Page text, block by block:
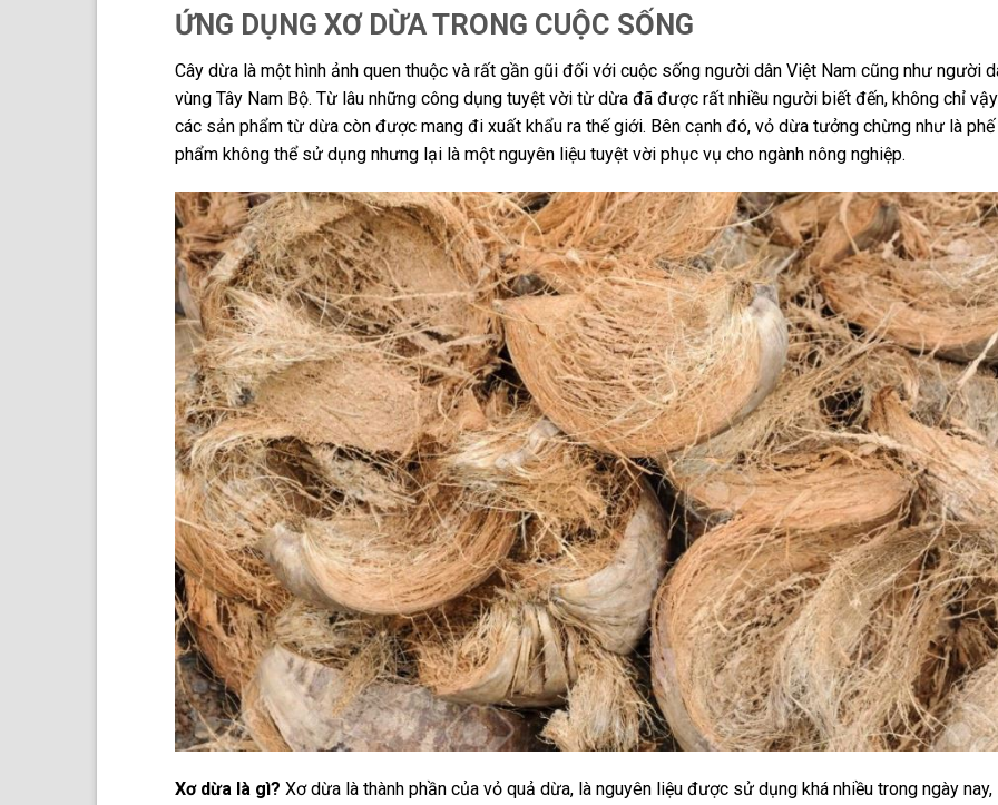
ỨNG DỤNG XƠ DỪA TRONG CUỘC SỐNG
Cây dừa là một hình ảnh quen thuộc và rất gần gũi đối với cuộc sống người dân Việt Nam cũng như người
vùng Tây Nam Bộ. Từ lâu những công dụng tuyệt vời từ dừa đã được rất nhiều người biết đến, không chỉ vậy
các sản phẩm từ dừa còn được mang đi xuất khẩu ra thế giới. Bên cạnh đó, vỏ dừa tưởng chừng như là phế
phẩm không thể sử dụng nhưng lại là một nguyên liệu tuyệt vời phục vụ cho ngành nông nghiệp.
Xơ dừa là gì? Xơ dừa là thành phần của vỏ quả dừa, là nguyên liệu được sử dụng khá nhiều trong ngày nay,